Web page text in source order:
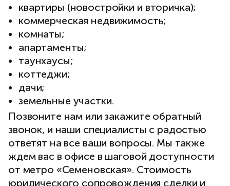
квартиры (новостройки и вторичка);
коммерческая недвижимость;
комнаты;
апартаменты;
таунхаусы;
коттеджи;
дачи;
земельные участки.
Позвоните нам или закажите обратный
звонок, и наши специалисты с радостью
ответят на все ваши вопросы. Мы также
ждем вас в офисе в шаговой доступности
от метро «Семеновская». Стоимость
юридического сопровождения сделки и